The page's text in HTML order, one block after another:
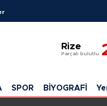
Rize
Parçalı bulutlu
Adıyaman
Ağrı
SPOR BİYOGRAFİ